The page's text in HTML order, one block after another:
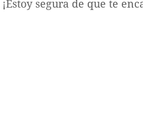
segura de que te